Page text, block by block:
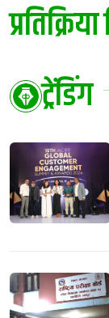
ट्रेंडिंग